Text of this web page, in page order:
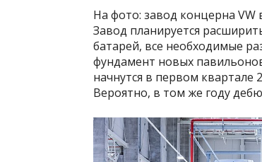
На фото: завод концерна VW
Завод планируется
батарей, все необходимые
фундамент новых
начнутся в первом квартале
Вероятно, в том же году